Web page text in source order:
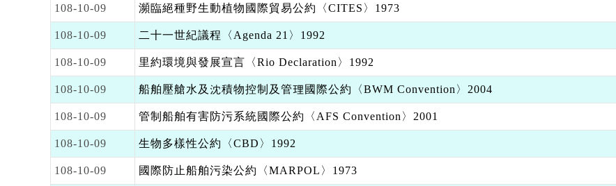
108-10-09 瀕臨絕種野生動植物國際貿易公約〈CITES〉1973
108-10-09 二十一世紀議程〈Agenda 21〉1992
108-10-09 里約環境與發展宣言〈Rio Declaration〉1992
108-10-09 船舶壓艙水及沈積物控制及管理國際公約〈BWM Convention〉2004
108-10-09 管制船舶有害防污系統國際公約〈AFS Convention〉2001
108-10-09 生物多樣性公約〈CBD〉1992
108-10-09 國際防止船舶污染公約〈MARPOL〉1973